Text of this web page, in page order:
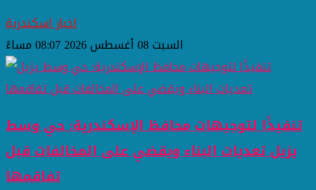
اخبار اسكندرية
السبت 08 أغسطس 2026 08:07 مساءً
تنفيذًا لتوجيهات محافظ الإسكندرية: حي وسط
يزيل تعديات البناء ويقضي على المخالفات قبل
تفاقمها